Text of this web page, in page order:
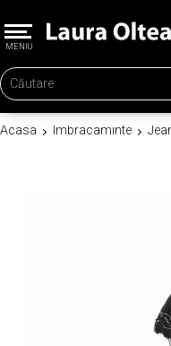
MENIU
Acasa Imbracaminte